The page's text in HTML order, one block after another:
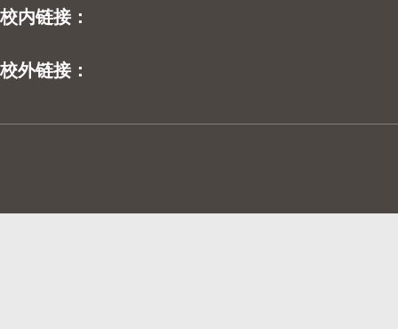
校内链接：
校外链接：